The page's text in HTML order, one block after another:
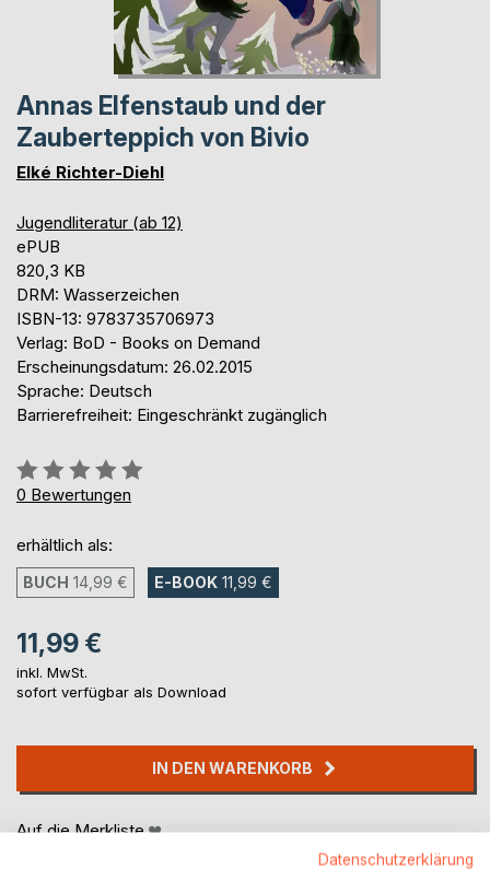
Annas Elfenstaub und der
Zauberteppich von Bivio
Elké Richter-Diehl
Jugendliteratur (ab 12)
ePUB
820,3 KB
DRM: Wasserzeichen
ISBN-13: 9783735706973
Verlag: BoD - Books on Demand
Erscheinungsdatum: 26.02.2015
Sprache: Deutsch
Barrierefreiheit: Eingeschränkt zugänglich
Bewertung::
0%
0 Bewertungen
erhältlich als:
BUCH 14,99 € E-BOOK 11,99 €
11,99 €
inkl. MwSt.
sofort verfügbar als Download
IN DEN WARENKORB
Auf die Merkliste
Datenschutzerklärung